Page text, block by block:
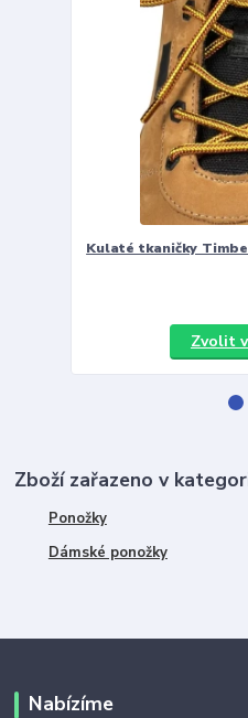
Kulaté tkaničky
Zvolit
Zboží zařazeno v
Ponožky
Dámské ponožky
Nabízíme